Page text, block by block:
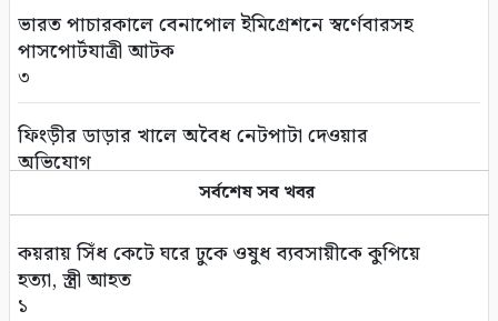
ভারত পাচারকালে বেনাপোল ইমিগ্রেশনে স্বর্ণেবারসহ
পাসপোর্টযাত্রী আটক
৩
ফিংড়ীর ডাড়ার খালে অবৈধ নেটপাটা দেওয়ার
অভিযোগ
তালায় বিল থেকে যুবকের মৃতদেহ উদ্ধার
৫
সর্বশেষ সব খবর
কয়রায় সিঁধ কেটে ঘরে ঢুকে ওষুধ ব্যবসায়ীকে কুপিয়ে
হত্যা, স্ত্রী আহত
১